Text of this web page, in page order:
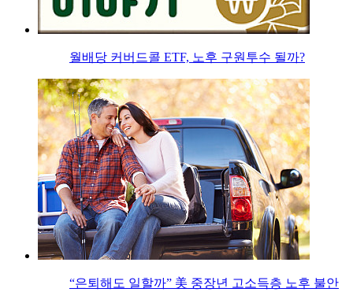
월배당 커버드콜 ETF, 노후 구원투수 될까?
“은퇴해도 일할까” 美 중장년 고소득층 노후 불안